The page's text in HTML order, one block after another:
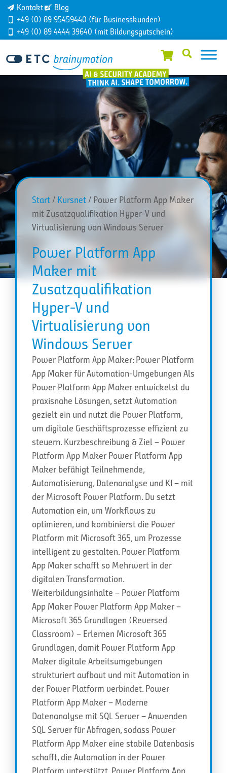
Kontakt
Blog
+49 (0) 89 95459440 (für Businesskunden)
+49 (0) 89 4444 39640 (mit Bildungsgutschein)
Start / Kursnet/ Power Platform App Maker
mit Zusatzqualifikation Hyper-V und
Virtualisierung von Windows Server
Power Platform App
Maker mit
Zusatzqualifikation
Hyper-V und
Virtualisierung von
Windows Server
Power Platform App Maker: Power Platform
App Maker für Automation-Umgebungen Als
Power Platform App Maker entwickelst du
praxisnahe Lösungen, setzt Automation
gezielt ein und nutzt die Power Platform,
um digitale Geschäftsprozesse effizient zu
steuern. Kurzbeschreibung & Ziel – Power
Platform App Maker Power Platform App
Maker befähigt Teilnehmende,
Automatisierung, Datenanalyse und KI – mit
der Microsoft Power Platform. Du setzt
Automation ein, um Workflows zu
optimieren, und kombinierst die Power
Platform mit Microsoft 365, um Prozesse
intelligent zu gestalten. Power Platform
App Maker schafft so Mehrwert in der
digitalen Transformation.
Weiterbildungsinhalte – Power Platform
App Maker Power Platform App Maker –
Microsoft 365 Grundlagen (Reversed
Classroom) – Erlernen Microsoft 365
Grundlagen, damit Power Platform App
Maker digitale Arbeitsumgebungen
strukturiert aufbaut und mit Automation in
der Power Platform verbindet. Power
Platform App Maker – Moderne
Datenanalyse mit SQL Server – Anwenden
SQL Server für Abfragen, sodass Power
Platform App Maker eine stabile Datenbasis
schafft, die Automation in der Power
Platform unterstützt. Power Platform App